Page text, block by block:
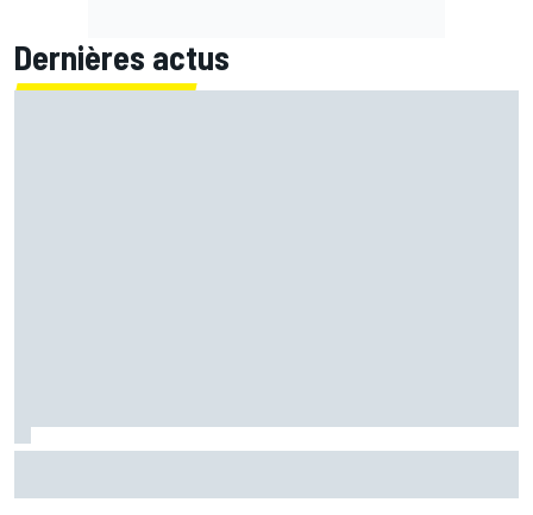
Dernières actus